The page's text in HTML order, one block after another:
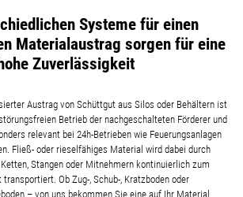
Systeme für einen
Materialaustrag sorgen für eine
Zuverlässigkeit
Austrag von Schüttgut aus Silos oder Behältern ist
Betrieb der nachgeschalteten Förderer und
relevant bei 24h-Betrieben wie Feuerungsanlagen
Fließ- oder rieselfähiges Material wird dabei durch
Stangen oder Mitnehmern kontinuierlich zum
transportiert. Ob Zug-, Schub-, Kratzboden oder
– von uns bekommen Sie eine auf Ihr Material